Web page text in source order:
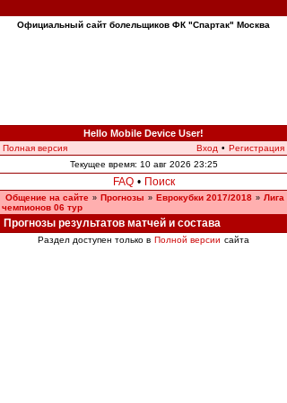
Официальный сайт болельщиков ФК "Спартак" Москва
Hello Mobile Device User!
Полная версия Вход • Регистрация
Текущее время: 10 авг 2026 23:25
FAQ • Поиск
Общение на сайте » Прогнозы » Еврокубки 2017/2018 » Лига
чемпионов 06 тур
Прогнозы результатов матчей и состава
Раздел доступен только в Полной версии сайта